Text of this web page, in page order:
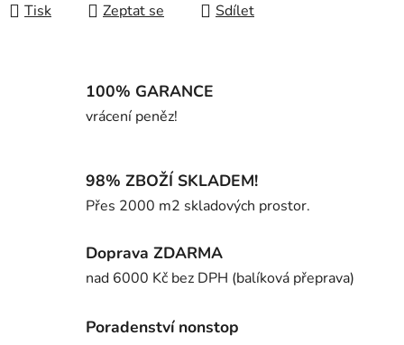
Tisk Zeptat se Sdílet
100% GARANCE
vrácení peněz!
98% ZBOŽÍ SKLADEM!
Přes 2000 m2 skladových prostor.
Doprava ZDARMA
nad 6000 Kč bez DPH (balíková přeprava)
Poradenství nonstop